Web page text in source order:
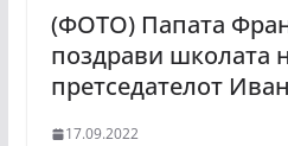
(ФОТО) Папата
поздрави школата
претседателот
17.09.2022